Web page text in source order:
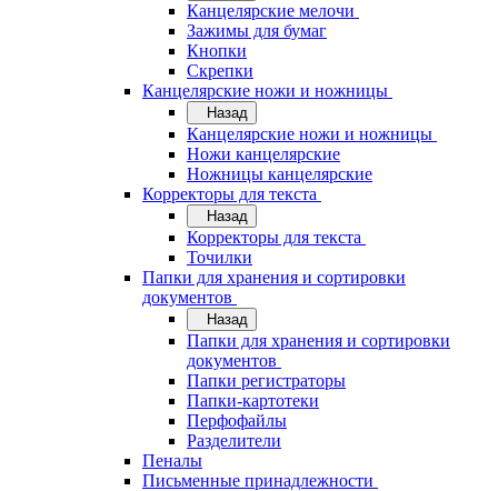
Канцелярские мелочи
Зажимы для бумаг
Кнопки
Скрепки
Канцелярские ножи и ножницы
Назад
Канцелярские ножи и ножницы
Ножи канцелярские
Ножницы канцелярские
Корректоры для текста
Назад
Корректоры для текста
Точилки
Папки для хранения и сортировки
документов
Назад
Папки для хранения и сортировки
документов
Папки регистраторы
Папки-картотеки
Перфофайлы
Разделители
Пеналы
Письменные принадлежности